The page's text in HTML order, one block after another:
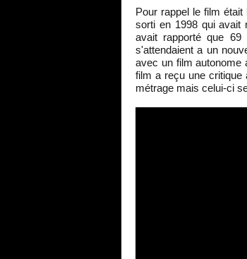
Pour rappel le film
sorti en 1998 qui avait
avait rapporté que
s'attendaient a un
avec un film autonome
film a reçu une
métrage mais celui-ci